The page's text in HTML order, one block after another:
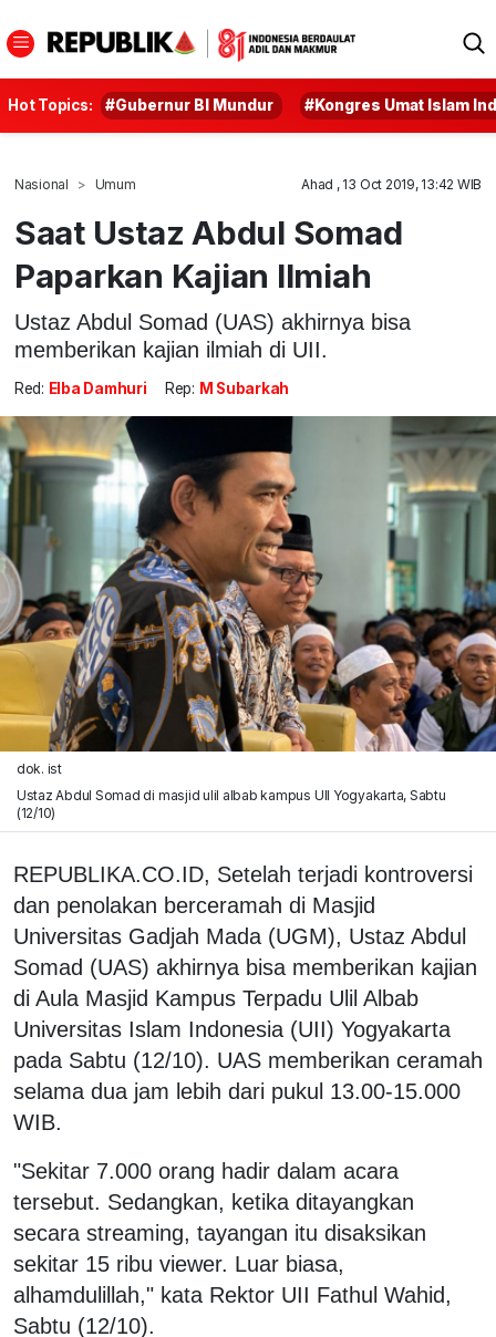
Hot Topics: #Gubernur BI Mundur #Kongres Umat Islam
Nasional Umum Ahad , 13 Oct 2019, 13:42 WIB
Saat Ustaz Abdul Somad
Paparkan Kajian Ilmiah
Ustaz Abdul Somad (UAS) akhirnya bisa
memberikan kajian ilmiah di UII.
Red: Elba Damhuri Rep: M Subarkah
dok. ist
Ustaz Abdul Somad di masjid ulil albab kampus UII Yogyakarta, Sabtu
(12/10)
REPUBLIKA.CO.ID, Setelah terjadi kontroversi
dan penolakan berceramah di Masjid
Universitas Gadjah Mada (UGM), Ustaz Abdul
Somad (UAS) akhirnya bisa memberikan kajian
di Aula Masjid Kampus Terpadu Ulil Albab
Universitas Islam Indonesia (UII) Yogyakarta
pada Sabtu (12/10). UAS memberikan ceramah
selama dua jam lebih dari pukul 13.00-15.000
WIB.
"Sekitar 7.000 orang hadir dalam acara
tersebut. Sedangkan, ketika ditayangkan
secara streaming, tayangan itu disaksikan
sekitar 15 ribu viewer. Luar biasa,
alhamdulillah," kata Rektor UII Fathul Wahid,
Sabtu (12/10).